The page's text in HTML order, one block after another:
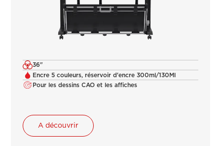
36"
Encre 5 couleurs, réservoir d'encre 300ml/130Ml
Pour les dessins CAO et les affiches
A découvrir